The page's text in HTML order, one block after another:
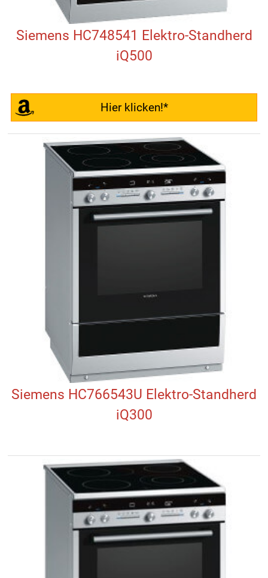
Siemens HC748541 Elektro-Standherd
iQ500
Hier klicken!*
Siemens HC766543U Elektro-Standherd
iQ300